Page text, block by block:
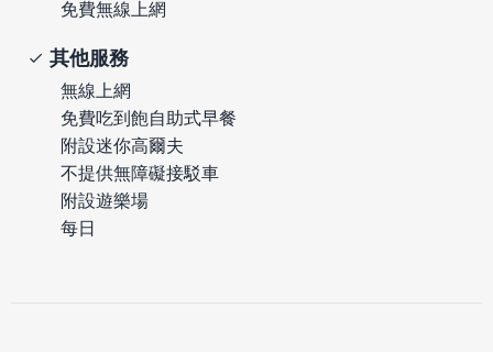
免費無線上網
其他服務
無線上網
免費吃到飽自助式早餐
附設迷你高爾夫
不提供無障礙接駁車
附設遊樂場
每日